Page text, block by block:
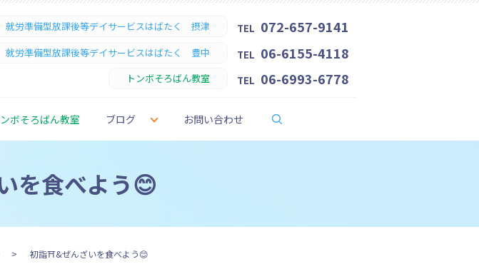
労準備型放課後等デイサービスはばたく 摂津 TEL 072-657-9141
労準備型放課後等デイサービスはばたく 豊中 TEL 06-6155-4118
トンボそろばん教室 TEL 06-6993-6778
ンボそろばん教室 ブログ お問い合わせ
を食べよう😊
初詣⛩&ぜんざいを食べよう😊